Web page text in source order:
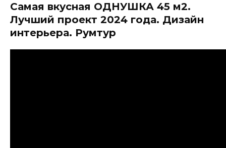
Самая вкусная ОДНУШКА 45 м2.
Лучший проект 2024 года. Дизайн
интерьера. Румтур